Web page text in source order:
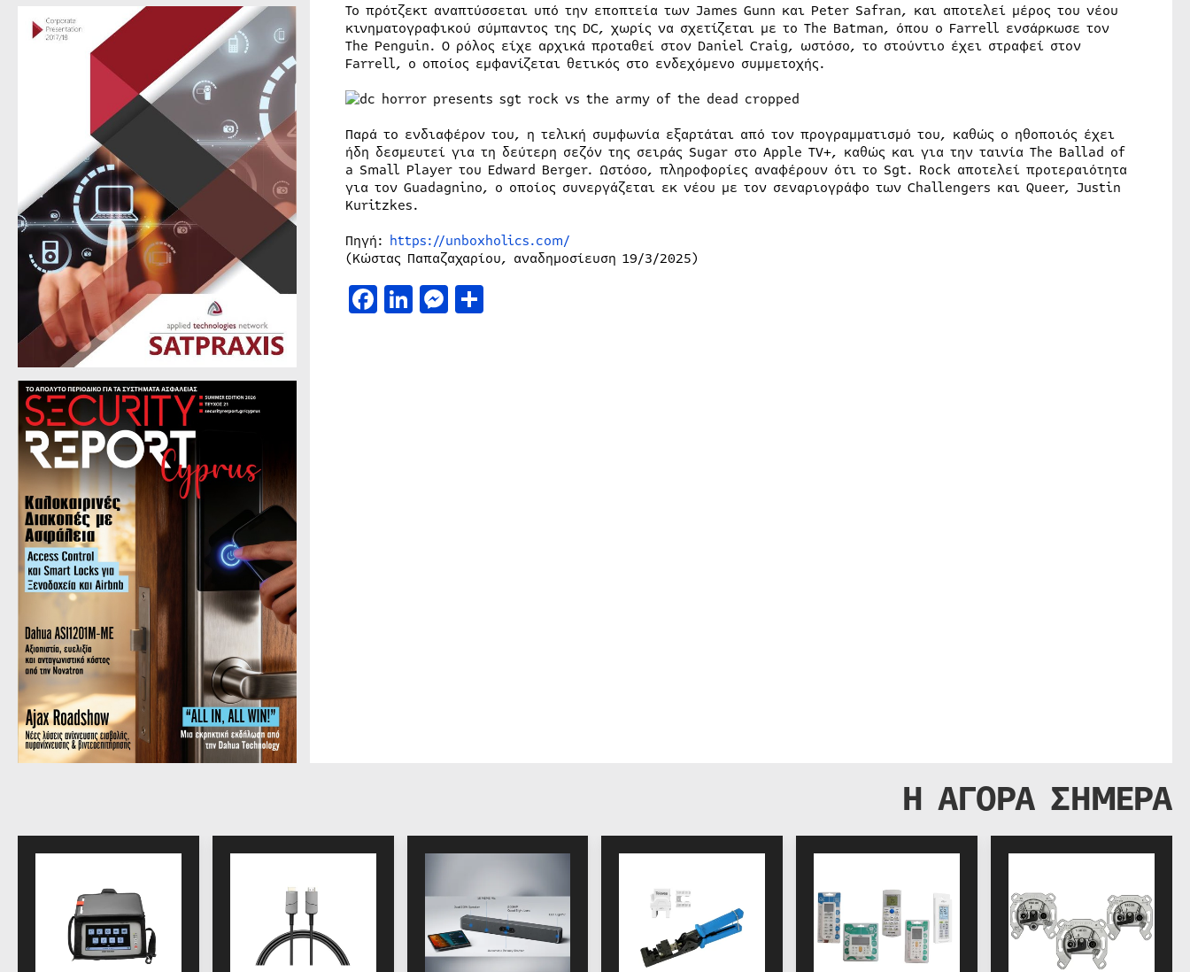
Το πρότζεκτ αναπτύσσεται υπό την εποπτεία των James Gunn και Peter Safran, και αποτελεί μέρος του νέου
κινηματογραφικού σύμπαντος της DC, χωρίς να σχετίζεται με το The Batman, όπου ο Farrell ενσάρκωσε τον
The Penguin. Ο ρόλος είχε αρχικά προταθεί στον Daniel Craig, ωστόσο, το στούντιο έχει στραφεί στον
Farrell, ο οποίος εμφανίζεται θετικός στο ενδεχόμενο συμμετοχής.
Παρά το ενδιαφέρον του, η τελική συμφωνία εξαρτάται από τον προγραμματισμό του, καθώς ο ηθοποιός έχει
ήδη δεσμευτεί για τη δεύτερη σεζόν της σειράς Sugar στο Apple TV+, καθώς και για την ταινία The Ballad of
a Small Player του Edward Berger. Ωστόσο, πληροφορίες αναφέρουν ότι το Sgt. Rock αποτελεί προτεραιότητα
για τον Guadagnino, ο οποίος συνεργάζεται εκ νέου με τον σεναριογράφο των Challengers και Queer, Justin
Kuritzkes.
Πηγή: https://unboxholics.com/
(Κώστας Παπαζαχαρίου, αναδημοσίευση 19/3/2025)
Facebook
LinkedIn
Messenger
Μοιραστείτε
Η ΑΓΟΡΑ ΣΗΜΕΡΑ